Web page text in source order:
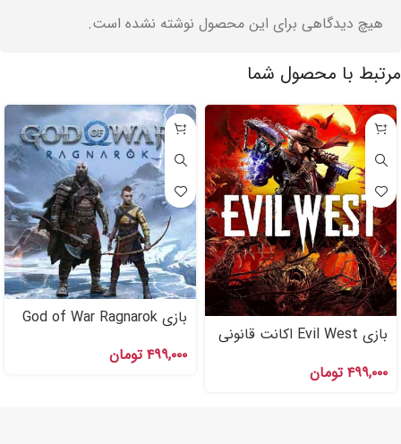
هیچ دیدگاهی برای این محصول نوشته نشده است.
مرتبط با محصول شما
بازی Evil West اکانت قانونی
۴۹۹,۰۰۰ تومان
بازی God of War Ragnarok
۴۹۹,۰۰۰ تومان